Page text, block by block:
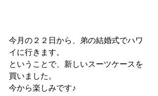
今月の２２日から、弟の結婚式でハワ
イに行きます。
ということで、新しいスーツケースを
買いました。
今から楽しみです♪